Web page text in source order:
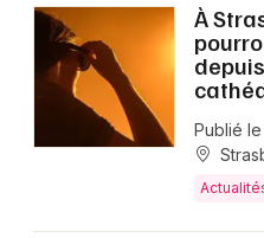
À
Publié